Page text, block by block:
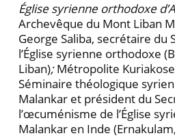
Église syrienne orthodoxe
Archevêque du Mont Liban
George Saliba, secrétaire du
l’Église syrienne orthodoxe
Liban);Métropolite
Séminaire théologique
Malankar et président du
l’œcuménisme de l’Église
Malankar en Inde